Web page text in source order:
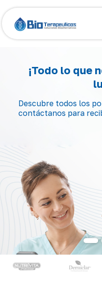
Ir al contenido
¡Todo lo que
Descubre todos los
contáctanos para